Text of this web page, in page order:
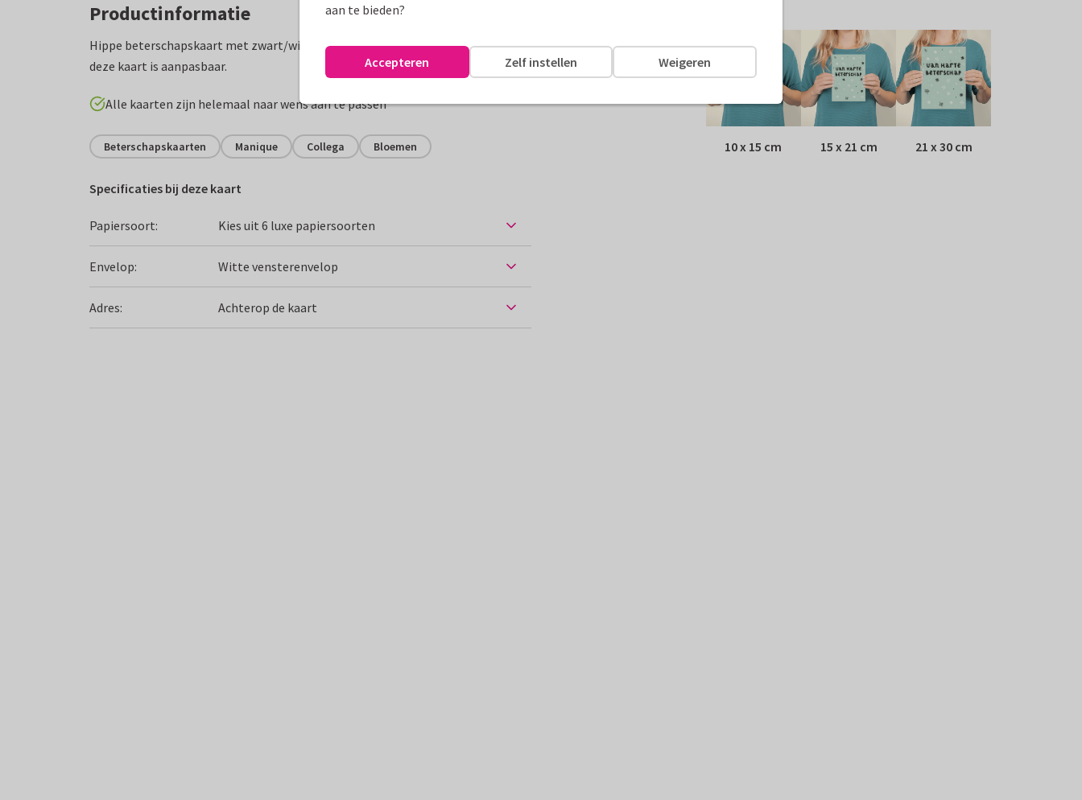
Productinformatie
Hippe beterschapskaart met zwart/witte bloemen! De achtergrondkleur van
deze kaart is aanpasbaar.
Alle kaarten zijn helemaal naar wens aan te passen
Beterschapskaarten Manique Collega Bloemen
Specificaties bij deze kaart
Papiersoort: Kies uit 6 luxe papiersoorten
Envelop: Witte vensterenvelop
Adres: Achterop de kaart
10 x 15 cm 15 x 21 cm 21 x 30 cm
aan te bieden?
Weigeren
Zelf instellen
Accepteren